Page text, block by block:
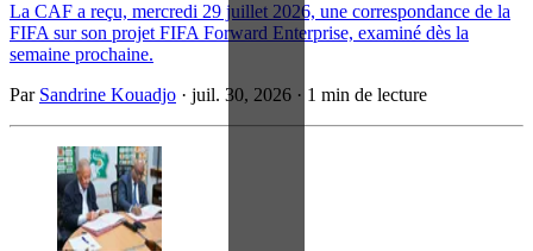
La CAF a reçu, mercredi 29 juillet 2026, une correspondance de la
FIFA sur son projet FIFA Forward Enterprise, examiné dès la
semaine prochaine.
Par Sandrine Kouadjo · juil. 30, 2026 · 1 min de lecture